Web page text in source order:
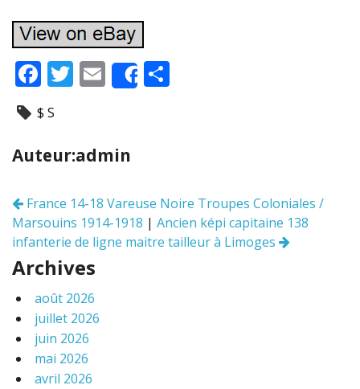
F
ac
e
b
o
k
T
er
E
m
l
Share
$ S
Auteur:admin
Navigation
des
articles
France 14-18 Vareuse Noire Troupes Coloniales /
Marsouins 1914-1918 | Ancien képi capitaine 138
infanterie de ligne maitre tailleur à Limoges
Archives
août 2026
juillet 2026
juin 2026
mai 2026
avril 2026